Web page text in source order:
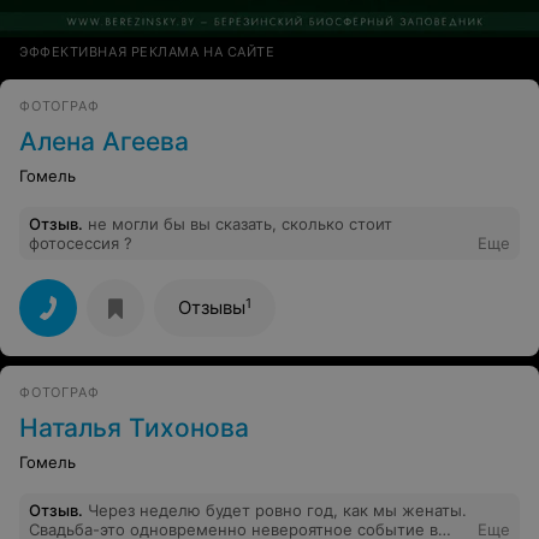
ЭФФЕКТИВНАЯ РЕКЛАМА НА САЙТЕ
ФОТОГРАФ
Алена Агеева
Гомель
Отзыв. не могли бы вы сказать, сколько стоит
фотосессия ?
Еще
Отзывы1
ФОТОГРАФ
Наталья Тихонова
Гомель
Отзыв. Через неделю будет ровно год, как мы женаты.
Свадьба-это одновременно невероятное событие в
Еще